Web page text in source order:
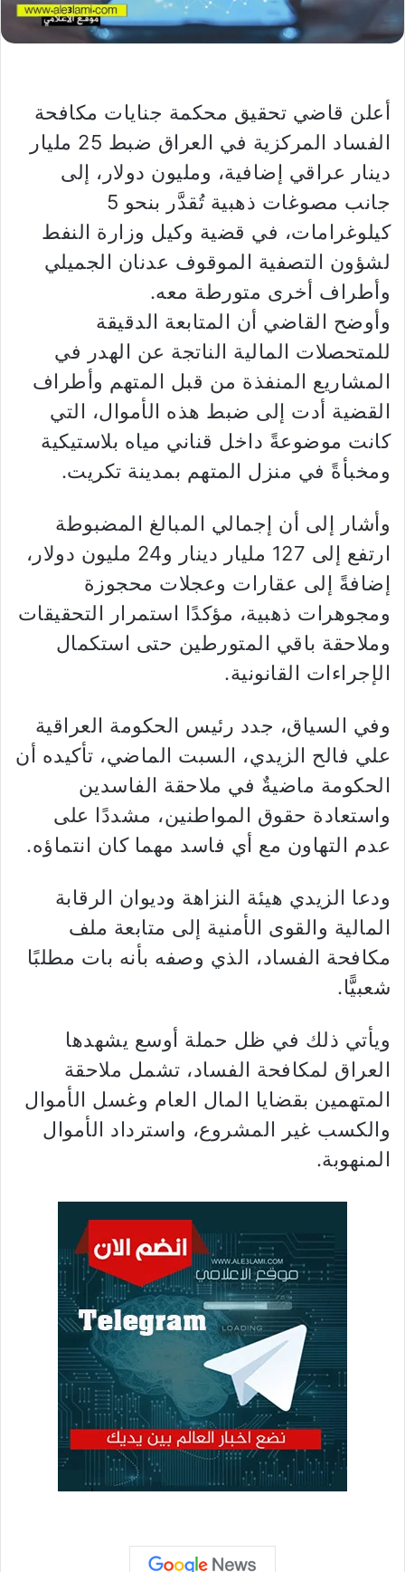
أعلن قاضي تحقيق محكمة جنايات مكافحة
الفساد المركزية في العراق ضبط 25 مليار
دينار عراقي إضافية، ومليون دولار، إلى
جانب مصوغات ذهبية تُقدَّر بنحو 5
كيلوغرامات، في قضية وكيل وزارة النفط
لشؤون التصفية الموقوف عدنان الجميلي
وأطراف أخرى متورطة معه.
وأوضح القاضي أن المتابعة الدقيقة
للمتحصلات المالية الناتجة عن الهدر في
المشاريع المنفذة من قبل المتهم وأطراف
القضية أدت إلى ضبط هذه الأموال، التي
كانت موضوعةً داخل قناني مياه بلاستيكية
ومخبأةً في منزل المتهم بمدينة تكريت.
وأشار إلى أن إجمالي المبالغ المضبوطة
ارتفع إلى 127 مليار دينار و24 مليون دولار،
إضافةً إلى عقارات وعجلات محجوزة
ومجوهرات ذهبية، مؤكدًا استمرار التحقيقات
وملاحقة باقي المتورطين حتى استكمال
الإجراءات القانونية.
وفي السياق، جدد رئيس الحكومة العراقية
علي فالح الزيدي، السبت الماضي، تأكيده أن
الحكومة ماضيةٌ في ملاحقة الفاسدين
واستعادة حقوق المواطنين، مشددًا على
عدم التهاون مع أي فاسد مهما كان انتماؤه.
ودعا الزيدي هيئة النزاهة وديوان الرقابة
المالية والقوى الأمنية إلى متابعة ملف
مكافحة الفساد، الذي وصفه بأنه بات مطلبًا
شعبيًّا.
ويأتي ذلك في ظل حملة أوسع يشهدها
العراق لمكافحة الفساد، تشمل ملاحقة
المتهمين بقضايا المال العام وغسل الأموال
والكسب غير المشروع، واسترداد الأموال
المنهوبة.